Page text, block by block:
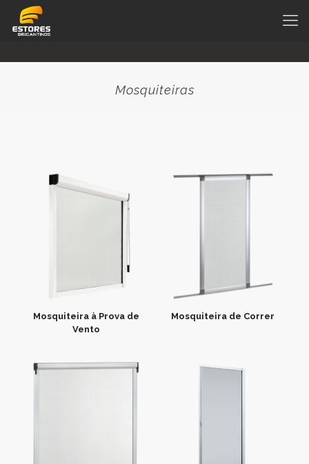
Mosquiteiras
Mosquiteira à Prova de
Vento
Mosquiteira de Correr